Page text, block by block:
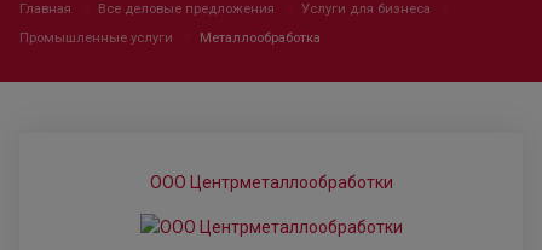
Главная Все деловые предложения
Услуги для бизнеса
Промышленные услуги
Металлообработка
ООО Центрметаллообработки